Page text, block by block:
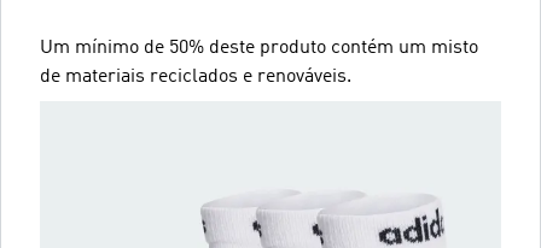
Um mínimo de 50% deste produto contém um misto
de materiais reciclados e renováveis.